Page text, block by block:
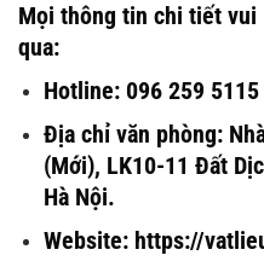
Mọi thông tin chi tiết
qua:
Hotline: 096 259
Địa chỉ văn phòng:
(Mới), LK10-11 Đất
Hà Nội.
Website: https://